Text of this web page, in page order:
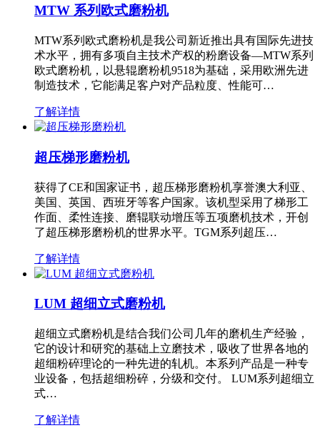
MTW 系列欧式磨粉机
MTW系列欧式磨粉机是我公司新近推出具有国际先进技
术水平，拥有多项自主技术产权的粉磨设备—MTW系列
欧式磨粉机，以悬辊磨粉机9518为基础，采用欧洲先进
制造技术，它能满足客户对产品粒度、性能可…
了解详情
超压梯形磨粉机
获得了CE和国家证书，超压梯形磨粉机享誉澳大利亚、
美国、英国、西班牙等客户国家。该机型采用了梯形工
作面、柔性连接、磨辊联动增压等五项磨机技术，开创
了超压梯形磨粉机的世界水平。TGM系列超压…
了解详情
LUM 超细立式磨粉机
超细立式磨粉机是结合我们公司几年的磨机生产经验，
它的设计和研究的基础上立磨技术，吸收了世界各地的
超细粉碎理论的一种先进的轧机。本系列产品是一种专
业设备，包括超细粉碎，分级和交付。 LUM系列超细立
式…
了解详情